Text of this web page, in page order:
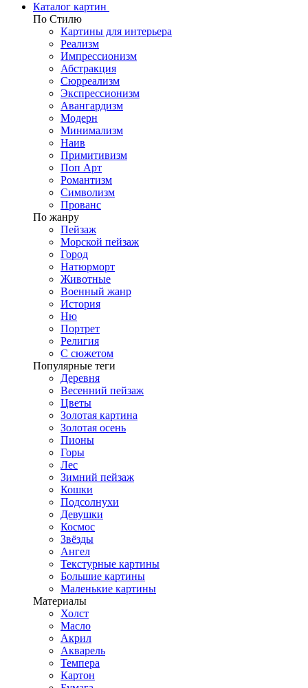
Каталог картин
По Стилю
Картины для интерьера
Реализм
Импрессионизм
Абстракция
Сюрреализм
Экспрессионизм
Авангардизм
Модерн
Минимализм
Наив
Примитивизм
Поп Арт
Романтизм
Символизм
Прованс
По жанру
Пейзаж
Морской пейзаж
Город
Натюрморт
Животные
Военный жанр
История
Ню
Портрет
Религия
С сюжетом
Популярные теги
Деревня
Весенний пейзаж
Цветы
Золотая картина
Золотая осень
Пионы
Горы
Лес
Зимний пейзаж
Кошки
Подсолнухи
Девушки
Космос
Звёзды
Ангел
Текстурные картины
Большие картины
Маленькие картины
Материалы
Холст
Масло
Акрил
Акварель
Темпера
Картон